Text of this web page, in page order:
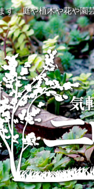
す。庭や植木や花や